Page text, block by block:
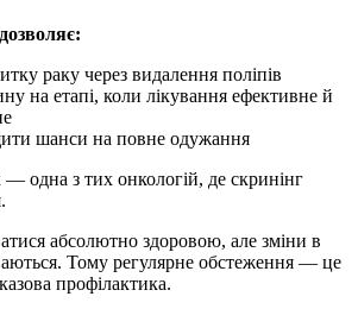
раку через видалення поліпів
на етапі, коли лікування ефективне й
шанси на повне одужання
одна з тих онкологій, де скринінг
абсолютно здоровою, але зміни в
Тому регулярне обстеження — це
профілактика.